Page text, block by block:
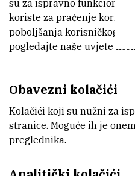
najbolje usmeno
mladih kemijskih
6.3.2020.
su za ispravno
koriste za praćenje
poboljšanja korisničkog
pogledajte naše uvjete
Obavezni kolačići
Kolačići koji su nužni za
stranice. Moguće ih je
preglednika.